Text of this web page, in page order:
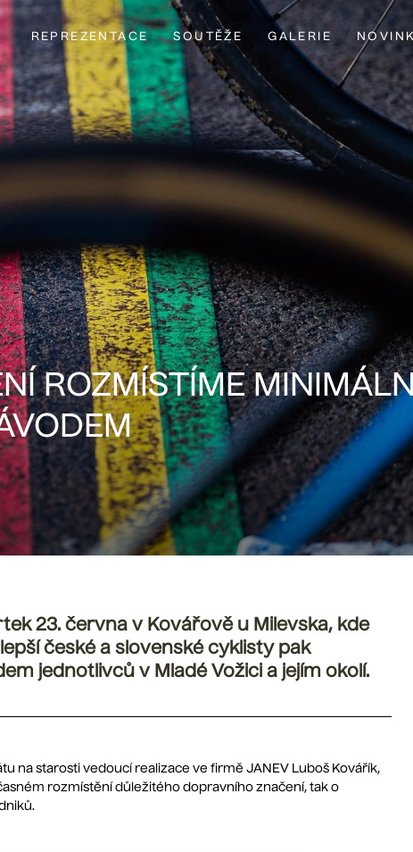
REPREZENTACE SOUTĚŽE GALERIE
ROZMÍSTÍME
23. června v Kovářově u Milevska, kde
české a slovenské cyklisty pak
jednotlivců v Mladé Vožici a jejím okolí.
na starosti vedoucí realizace ve firmě JANEV Luboš Kovářík,
rozmístění důležitého dopravního značení, tak o